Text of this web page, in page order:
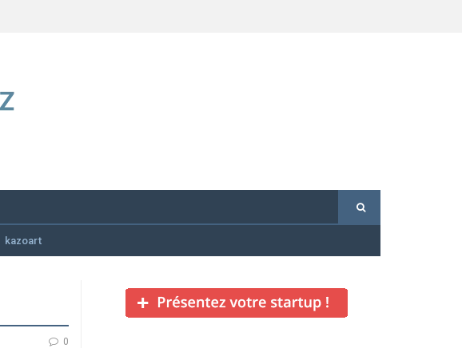
kazoart
0